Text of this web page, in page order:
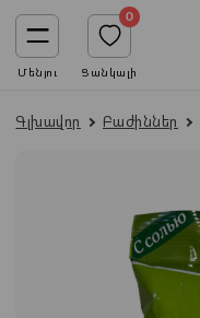
Մենյու
0
Ցանկալի
Գլխավոր Բաժիններ